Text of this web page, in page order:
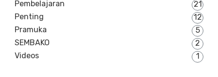
Pembelajaran
21
Penting
12
Pramuka
5
SEMBAKO
2
Videos
1